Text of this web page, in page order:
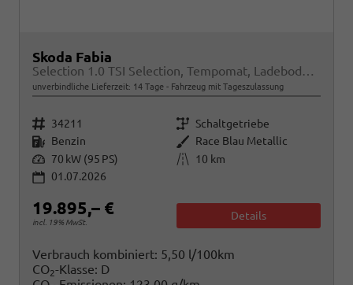
Skoda Fabia
Selection 1.0 TSI Selection, Tempomat, Ladeboden, Park, Winterpaket, SmartLink, 4-J Garantie
unverbindliche Lieferzeit: 14 Tage Fahrzeug mit Tageszulassung
Fahrzeugnr. 34211 Getriebe Schaltgetriebe
Kraftstoff Benzin Außenfarbe Race Blau Metallic
Leistung 70 kW (95 PS) Kilometerstand
10 km
01.07.2026
19.895,– €
incl. 19% MwSt.
Details
Verbrauch kombiniert: 5,50 l/100km
CO2-Klasse: D